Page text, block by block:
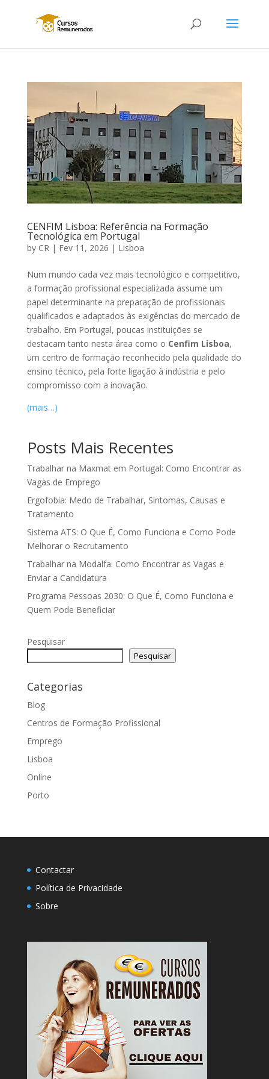
CENFIM Lisboa: Referência na Formação
Tecnológica em Portugal
by CR| Fev 11, 2026 | Lisboa
Num mundo cada vez mais tecnológico e competitivo,
a formação profissional especializada assume um
papel determinante na preparação de profissionais
qualificados e adaptados às exigências do mercado de
trabalho. Em Portugal, poucas instituições se
destacam tanto nesta área como o Cenfim Lisboa,
um centro de formação reconhecido pela qualidade do
ensino técnico, pela forte ligação à indústria e pelo
compromisso com a inovação.
(mais…)
Posts Mais Recentes
Trabalhar na Maxmat em Portugal: Como Encontrar as
Vagas de Emprego
Ergofobia: Medo de Trabalhar, Sintomas, Causas e
Tratamento
Sistema ATS: O Que É, Como Funciona e Como Pode
Melhorar o Recrutamento
Trabalhar na Modalfa: Como Encontrar as Vagas e
Enviar a Candidatura
Programa Pessoas 2030: O Que É, Como Funciona e
Quem Pode Beneficiar
Pesquisar
Pesquisar
Categorias
Blog
Centros de Formação Profissional
Emprego
Lisboa
Online
Porto
Contactar
Política de Privacidade
Sobre